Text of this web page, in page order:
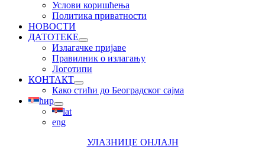
Услови коришћења
Политика приватности
НОВОСТИ
ДАТОТЕКЕ
Излагачке пријаве
Правилник о излагању
Логотипи
КОНТАКТ
Како стићи до Београдског сајма
ћир
lat
eng
УЛАЗНИЦЕ ОНЛАЈН